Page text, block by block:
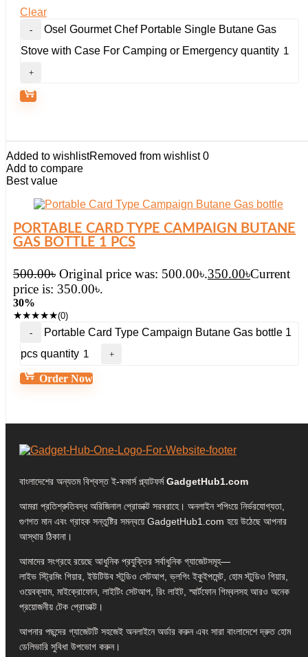
Clear
Osel Gourmet Chef Portable Single Butane Gas
Stove with Case For Camping or Emergency quantity
Added to wishlistRemoved from wishlist 0
Add to compare
Best value
PORTABLE CARD TYPE CAMPAIGN BUTANE
GAS BOTTLE 1 PCS
500.00৳ Original price was: 500.00৳.350.00৳Current
price is: 350.00৳.
30%
★★★★★(0)
Portable Card Type Campaign Butane Gas bottle 1
pcs quantity
Order Now
বাংলাদেশের অন্যতম বিশ্বস্ত ই-কমার্স প্ল্যাটফর্মGadgetHub1.com
আমরা প্রতিশ্রুতিবদ্ধ অরিজিনাল প্রোডাক্ট সরবরাহে। অনলাইন শপিংয়ে নির্ভরযোগ্যতা,
গুণগত মান এবং গ্রাহক সন্তুষ্টির সমন্বয়ে GadgetHub1.com হয়ে উঠেছে আপনার
আস্থার ঠিকানা।
আমাদের সংগ্রহে রয়েছে আধুনিক প্রযুক্তির সর্বাধুনিক গ্যাজেটসমূহ—
লাইভ স্ট্রিমিং গিয়ার, ইউটিউব স্টুডিও সেটআপ, ভ্লগিং ইকুইপমেন্ট, হোম স্টুডিও গিয়ার,
ওয়েবক্যাম, মাইক্রোফোন, লাইটিং সেটআপ, রিং লাইট, স্মার্টফোন গিম্বলসহ আরও অনেক
প্রয়োজনীয় টেক প্রোডাক্ট।
আপনার পছন্দের গ্যাজেটটি সহজেই অনলাইনে অর্ডার করুন এবং সারা বাংলাদেশে দ্রুত হোম
ডেলিভারি সুবিধা উপভোগ করুন।